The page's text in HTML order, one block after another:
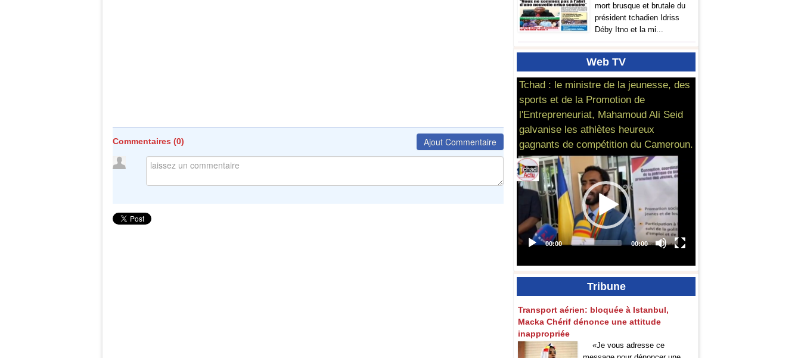
Commentaires (0) Ajout Commentaire
mort brusque et brutale du
président tchadien Idriss
Déby Itno et la mi...
Web TV
Tchad : le ministre de la jeunesse, des
sports et de la Promotion de
l'Entrepreneuriat, Mahamoud Ali Seid
galvanise les athlètes heureux
gagnants de compétition du Cameroun.
Tribune
Transport aérien: bloquée à Istanbul,
Macka Chérif dénonce une attitude
inappropriée
«Je vous adresse ce